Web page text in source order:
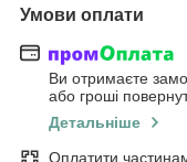
Умови оплати
Ви отримаєте
або гроші
Детальніше
Оплатити